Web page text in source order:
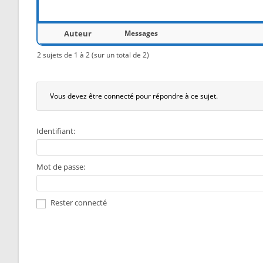
Auteur Messages
2 sujets de 1 à 2 (sur un total de 2)
Vous devez être connecté pour répondre à ce sujet.
Identifiant:
Mot de passe:
Rester connecté